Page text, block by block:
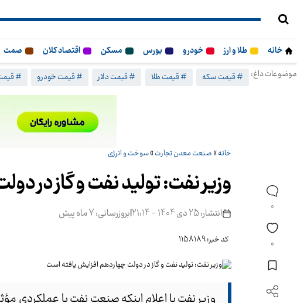
خانه طلا و ارز خودرو بورس مسکن اقتصاد کلان صمت
موضوعات داغ:
# قیمت سکه # قیمت طلا # قیمت دلار # قیمت خودرو #
0
0
خانه» صنعت معدن تجارت»سوخت و انرژی
وزیر نفت: تولید نفت و گاز در
انتشار: 25 دی 1404 - 21:14 |بروزرسانی: 7 ماه پیش
کد خبر: 1158189
وزیر نفت با اعلام اینکه صنعت نفت با عملکردی